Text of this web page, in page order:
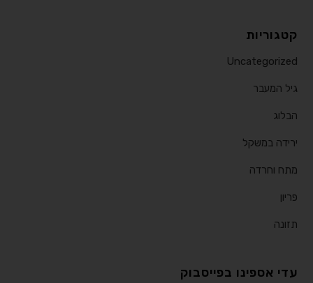
קטגוריות
Uncategorized
גיל המעבר
הבלוג
ירידה במשקל
מתח וחרדה
פריון
תזונה
עדי אספינו בפייסבוק